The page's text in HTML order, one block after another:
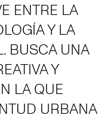
ENTRE LA
Y LA
BUSCA UNA
Y
LA QUE
URBANA